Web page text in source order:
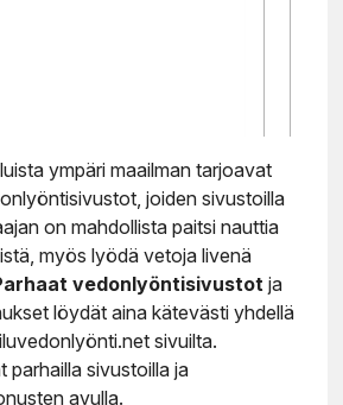
ympäri maailman tarjoavat
joiden sivustoilla
on mahdollista paitsi nauttia
myös lyödä vetoja livenä
vedonlyöntisivustotja
löydät aina kätevästi yhdellä
sivuilta.
parhailla sivustoilla ja
avulla.